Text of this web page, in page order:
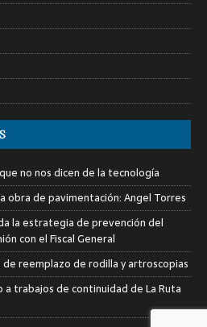
no nos dicen de la tecnología
obra de pavimentación: Angel Torres
la estrategia de prevención del
con el Fiscal General
de reemplazo de rodilla y artroscopias
a trabajos de continuidad de La Ruta